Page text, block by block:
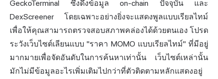
GeckoTerminal ซึ่งดึงข้อมูล on-chain ปัจจุบัน และ
DexScreener โดยเฉพาะอย่างยิ่งจะแสดงพูลแบบเรียลไทม์
เพื่อให้คุณสามารถตรวจสอบสภาพคล่องได้ด้วยตนเอง โปรด
ระวังเว็บไซต์เลียนแบบ "ราคา MOMO แบบเรียลไทม์" ที่มีอยู่
มากมายเพื่อจัดอันดับในการค้นหาเท่านั้น เว็บไซต์เหล่านั้น
มักไม่มีข้อมูลอะไรเพิ่มเติมไปกว่าที่ตัวติดตามหลักแสดงอยู่